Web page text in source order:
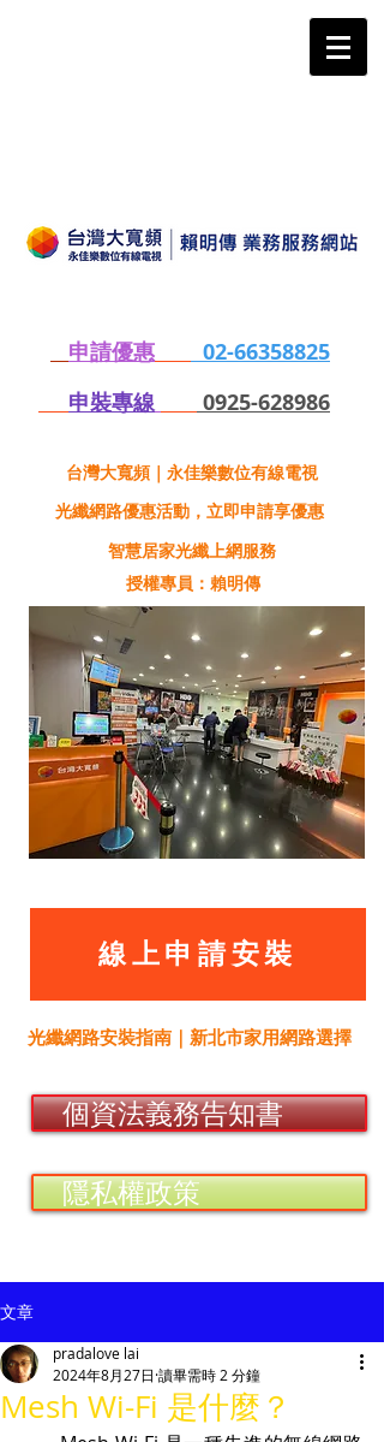
申請優惠
02-66358825
申裝專線
0925-628986
台灣大寬頻｜永佳樂數位有線電視
光纖網路優惠活動，立即申請享優惠
智慧居家光纖上網服務
授權專員：賴明傳
線上申請安裝
光纖網路安裝指南｜新北市家用網路選擇
個資法義務告知書
隱私權政策
文章
Mesh Wi-Fi 是什麼？
pradalove lai
2024年8月27日 讀畢需時 2 分鐘